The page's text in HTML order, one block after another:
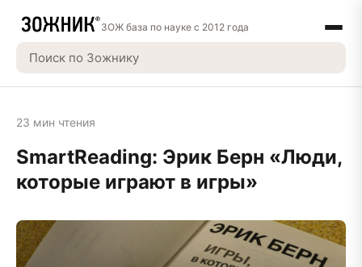
ЗОЖ база по науке с 2012 года
23 мин чтения
SmartReading: Эрик Берн «Люди,
которые играют в игры»